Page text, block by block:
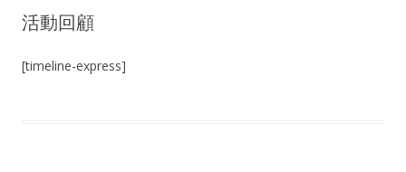
活動回顧
[timeline-express]